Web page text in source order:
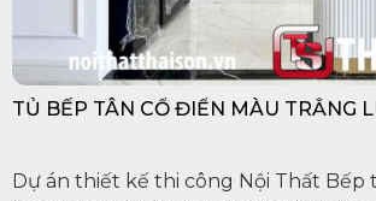
TỦ BẾP TÂN CỔ ĐIỂN MÀU
Dự án thiết kế thi công Nội Thất Bếp